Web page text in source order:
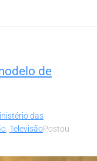
de
das
, TelevisãoPostou